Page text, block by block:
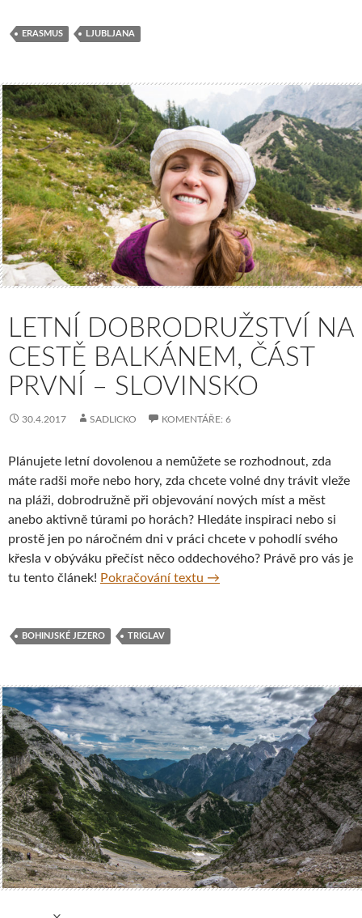
ERASMUS LJUBLJANA
LETNÍ DOBRODRUŽSTVÍ NA
CESTĚ BALKÁNEM, ČÁST
PRVNÍ – SLOVINSKO
30.4.2017 SADLICKO KOMENTÁŘE: 6
Plánujete letní dovolenou a nemůžete se rozhodnout, zda
máte radši moře nebo hory, zda chcete volné dny trávit vleže
na pláži, dobrodružně při objevování nových míst a měst
anebo aktivně túrami po horách? Hledáte inspiraci nebo si
prostě jen po náročném dni v práci chcete v pohodlí svého
křesla v obýváku přečíst něco oddechového? Právě pro vás je
tu tento článek! Pokračování textu Letní dobrodružství na
→
BOHINJSKÉ JEZERO TRIGLAV